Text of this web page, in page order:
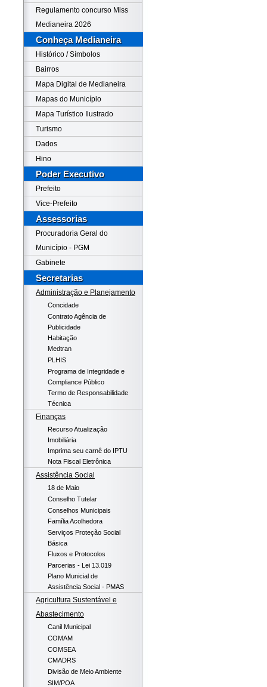
Regulamento concurso Miss
Medianeira 2026
Conheça Medianeira
Histórico / Símbolos
Bairros
Mapa Digital de Medianeira
Mapas do Município
Mapa Turístico Ilustrado
Turismo
Dados
Hino
Poder Executivo
Prefeito
Vice-Prefeito
Assessorias
Procuradoria Geral do
Município - PGM
Gabinete
Secretarias
Administração e Planejamento
Concidade
Contrato Agência de
Publicidade
Habitação
Medtran
PLHIS
Programa de Integridade e
Compliance Público
Termo de Responsabilidade
Técnica
Finanças
Recurso Atualização
Imobiliária
Imprima seu carnê do IPTU
Nota Fiscal Eletrônica
Assistência Social
18 de Maio
Conselho Tutelar
Conselhos Municipais
Família Acolhedora
Serviços Proteção Social
Básica
Fluxos e Protocolos
Parcerias - Lei 13.019
Plano Municial de
Assistência Social - PMAS
Agricultura Sustentável e
Abastecimento
Canil Municipal
COMAM
COMSEA
CMADRS
Divisão de Meio Ambiente
SIM/POA